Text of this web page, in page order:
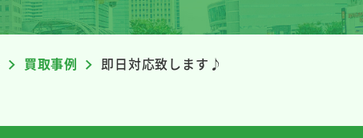
買取事例 即日対応致します♪